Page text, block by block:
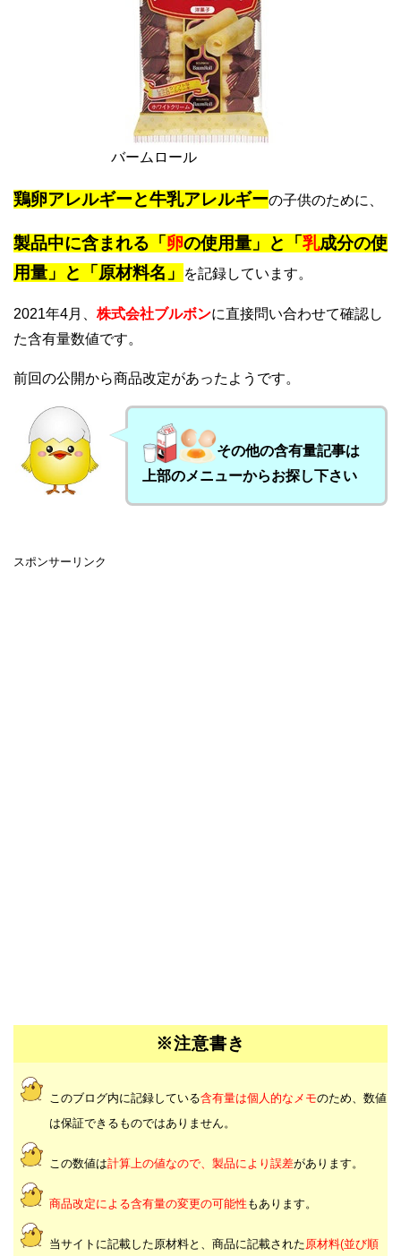
バームロール
鶏卵アレルギーと牛乳アレルギーの子供のために、
製品中に含まれる「卵の使用量」と「乳成分の使
用量」と「原材料名」
を記録しています。
2021年4月、 株式会社ブルボンに直接問い合わせて確認し
た含有量数値です。
前回の公開から商品改定があったようです。
その他の含有量記事は
上部のメニューからお探し下さい
スポンサーリンク
※注意書き
このブログ内に記録している含有量は個人的なメモのため、数値
は保証できるものではありません。
この数値は計算上の値なので、製品により誤差があります。
商品改定による含有量の変更の可能性 もあります。
当サイトに記載した原材料と、商品に記載された 原材料(並び順